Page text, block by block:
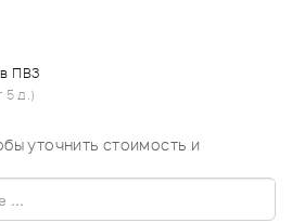
ПВЗ
5 д.)
уточнить стоимость и